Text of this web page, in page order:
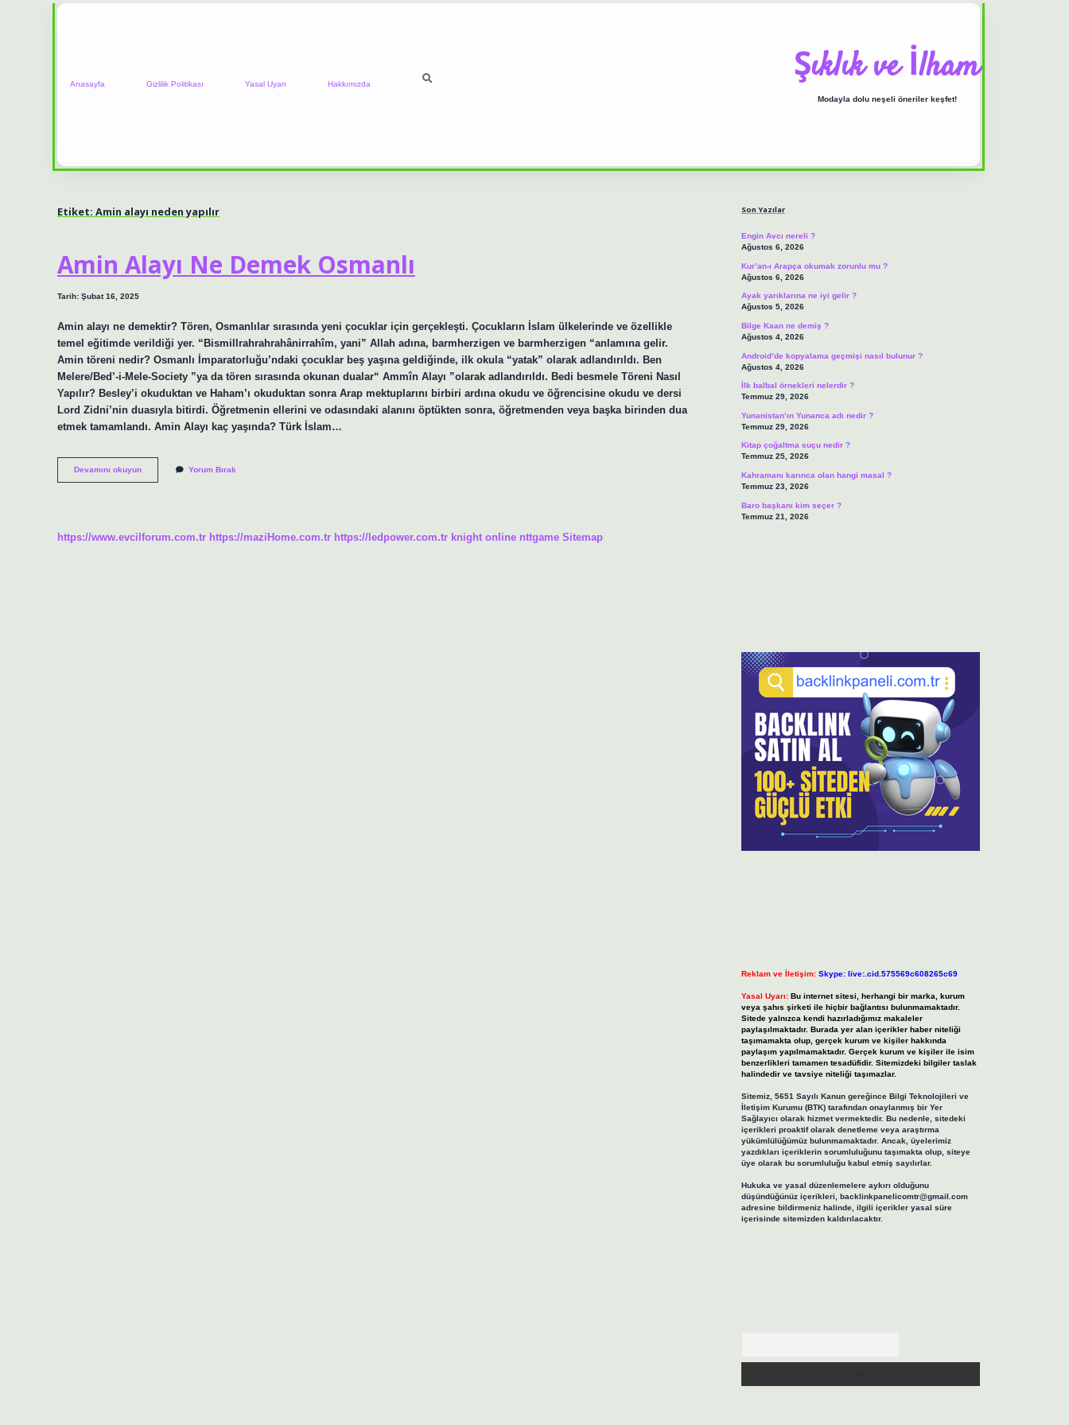
Anasayfa Gizlilik Politikası Yasal Uyarı Hakkımızda Şıklık ve İlham
Modayla dolu neşeli öneriler keşfet!
Etiket: Amin alayı neden yapılır
Amin Alayı Ne Demek Osmanlı
Tarih: Şubat 16, 2025
Amin alayı ne demektir? Tören, Osmanlılar sırasında yeni çocuklar için gerçekleşti. Çocukların İslam ülkelerinde ve özellikle
temel eğitimde verildiği yer. “Bismillrahrahrahânirrahîm, yani” Allah adına, barmherzigen ve barmherzigen “anlamına gelir.
Amin töreni nedir? Osmanlı İmparatorluğu’ndaki çocuklar beş yaşına geldiğinde, ilk okula “yatak” olarak adlandırıldı. Ben
Melere/Bed’-i-Mele-Society ”ya da tören sırasında okunan dualar“ Ammîn Alayı ”olarak adlandırıldı. Bedi besmele Töreni Nasıl
Yapılır? Besley’i okuduktan ve Haham’ı okuduktan sonra Arap mektuplarını birbiri ardına okudu ve öğrencisine okudu ve dersi
Lord Zidni’nin duasıyla bitirdi. Öğretmenin ellerini ve odasındaki alanını öptükten sonra, öğretmenden veya başka birinden dua
etmek tamamlandı. Amin Alayı kaç yaşında? Türk İslam…
Devamını okuyunAmin
Alayı
Yorum Bırak
https://www.evcilforum.com.tr https://maziHome.com.tr https://ledpower.com.tr knight online nttgame Sitemap
Son Yazılar
Engin Avcı nereli ?
Ağustos 6, 2026
Kur’an-ı Arapça okumak zorunlu mu ?
Ağustos 6, 2026
Ayak yarıklarına ne iyi gelir ?
Ağustos 5, 2026
Bilge Kaan ne demiş ?
Ağustos 4, 2026
Android’de kopyalama geçmişi nasıl bulunur ?
Ağustos 4, 2026
İlk balbal örnekleri nelerdir ?
Temmuz 29, 2026
Yunanistan’ın Yunanca adı nedir ?
Temmuz 29, 2026
Kitap çoğaltma suçu nedir ?
Temmuz 25, 2026
Kahramanı karınca olan hangi masal ?
Temmuz 23, 2026
Baro başkanı kim seçer ?
Temmuz 21, 2026
Reklam ve İletişim: Skype: live:.cid.575569c608265c69
Yasal Uyarı: Bu internet sitesi, herhangi bir marka, kurum
veya şahıs şirketi ile hiçbir bağlantısı bulunmamaktadır.
Sitede yalnızca kendi hazırladığımız makaleler
paylaşılmaktadır. Burada yer alan içerikler haber niteliği
taşımamakta olup, gerçek kurum ve kişiler hakkında
paylaşım yapılmamaktadır. Gerçek kurum ve kişiler ile isim
benzerlikleri tamamen tesadüfidir. Sitemizdeki bilgiler taslak
halindedir ve tavsiye niteliği taşımazlar.
Sitemiz, 5651 Sayılı Kanun gereğince Bilgi Teknolojileri ve
İletişim Kurumu (BTK) tarafından onaylanmış bir Yer
Sağlayıcı olarak hizmet vermektedir. Bu nedenle, sitedeki
içerikleri proaktif olarak denetleme veya araştırma
yükümlülüğümüz bulunmamaktadır. Ancak, üyelerimiz
yazdıkları içeriklerin sorumluluğunu taşımakta olup, siteye
üye olarak bu sorumluluğu kabul etmiş sayılırlar.
Hukuka ve yasal düzenlemelere aykırı olduğunu
düşündüğünüz içerikleri, backlinkpanelicomtr@gmail.com
adresine bildirmeniz halinde, ilgili içerikler yasal süre
içerisinde sitemizden kaldırılacaktır.
ilbet casinohttps://betexpergiris.casino/